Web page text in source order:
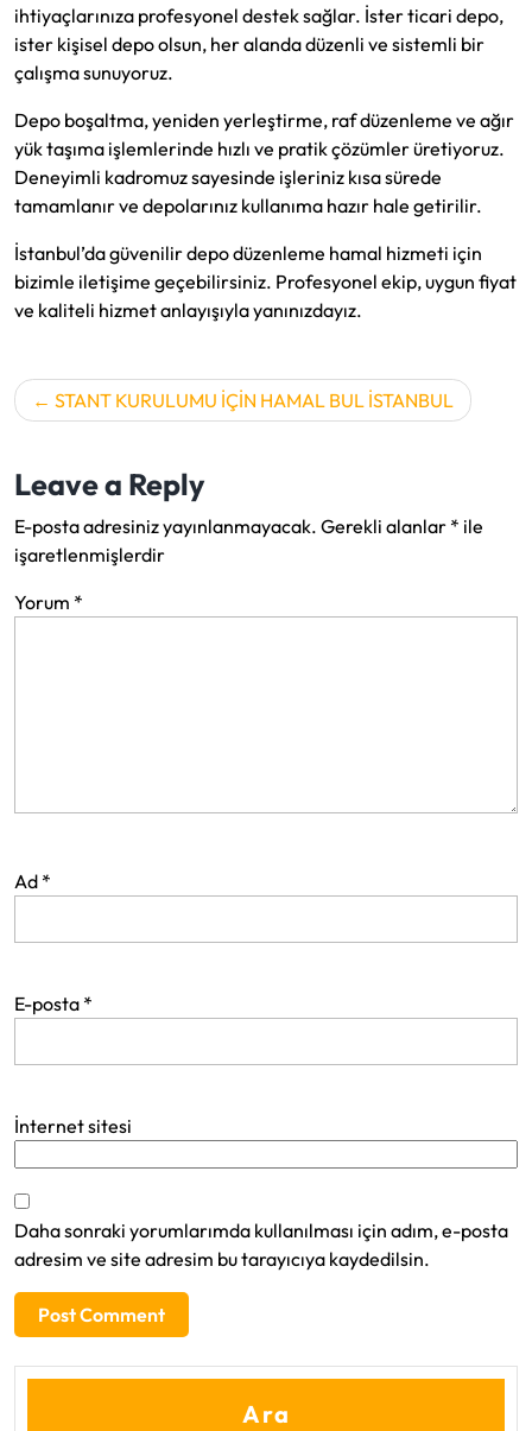
ihtiyaçlarınıza profesyonel destek sağlar. İster ticari depo,
ister kişisel depo olsun, her alanda düzenli ve sistemli bir
çalışma sunuyoruz.
Depo boşaltma, yeniden yerleştirme, raf düzenleme ve ağır
yük taşıma işlemlerinde hızlı ve pratik çözümler üretiyoruz.
Deneyimli kadromuz sayesinde işleriniz kısa sürede
tamamlanır ve depolarınız kullanıma hazır hale getirilir.
İstanbul’da güvenilir depo düzenleme hamal hizmeti için
bizimle iletişime geçebilirsiniz. Profesyonel ekip, uygun fiyat
ve kaliteli hizmet anlayışıyla yanınızdayız.
Yazı
gezinmesi
STANT KURULUMU İÇİN HAMAL BUL İSTANBUL
Leave a Reply
E-posta adresiniz yayınlanmayacak. Gerekli alanlar * ile
işaretlenmişlerdir
Yorum *
Ad *
E-posta *
İnternet sitesi
Daha sonraki yorumlarımda kullanılması için adım, e-posta
adresim ve site adresim bu tarayıcıya kaydedilsin.
Ara